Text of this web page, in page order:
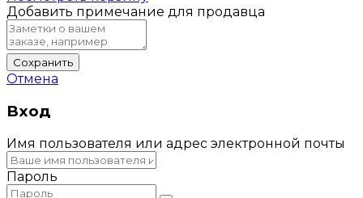
Добавить примечание для продавца
Сохранить
Отмена
Вход
Имя пользователя или адрес электронной почты
Пароль